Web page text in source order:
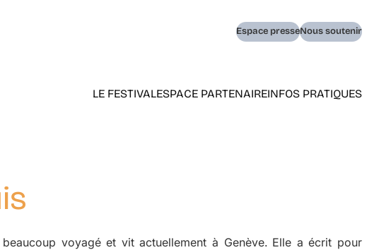
Navigation
LE FESTIVALESPACE PARTENAIREINFOS PRATIQUES
Navigation
Espace presseNous soutenir
voyagé et vit actuellement à Genève. Elle a écrit pour